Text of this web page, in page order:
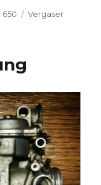
650 Schlagwörter
Vergaser